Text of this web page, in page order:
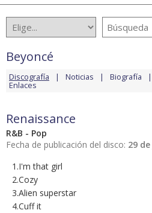
Beyoncé
Discografía Noticias Biografía
Enlaces
Renaissance
R&B - Pop
Fecha de publicación del disco: 29
1.I'm that girl
2.Cozy
3.Alien superstar
4.Cuff it